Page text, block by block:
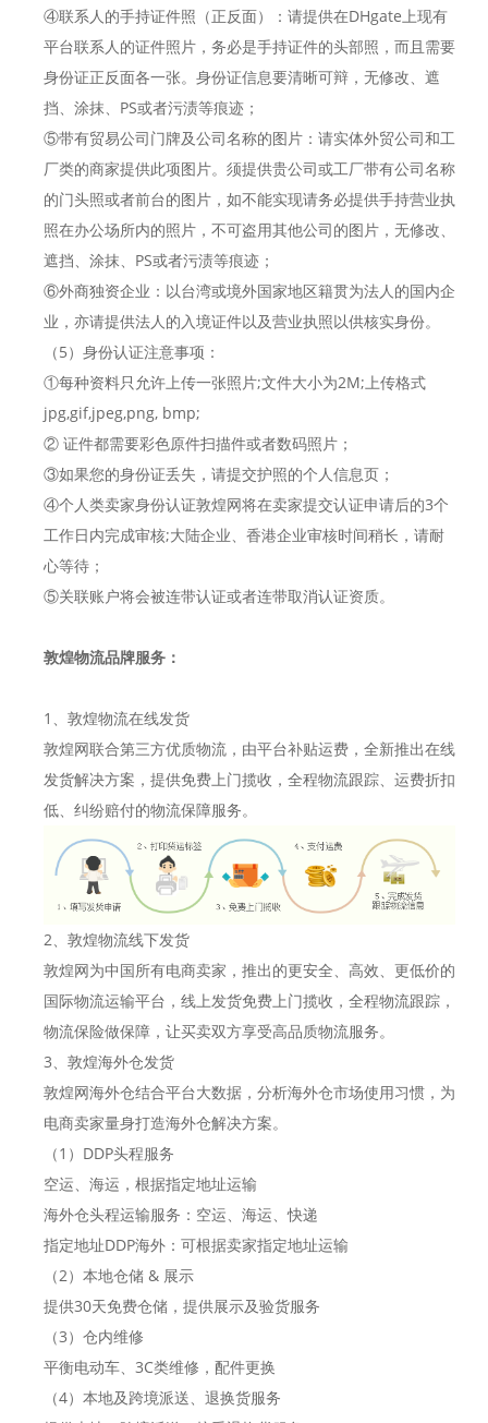
④联系人的手持证件照（正反面）：请提供在DHgate上现有
平台联系人的证件照片，务必是手持证件的头部照，而且需要
身份证正反面各一张。身份证信息要清晰可辩，无修改、遮
挡、涂抹、PS或者污渍等痕迹；
⑤带有贸易公司门牌及公司名称的图片：请实体外贸公司和工
厂类的商家提供此项图片。须提供贵公司或工厂带有公司名称
的门头照或者前台的图片，如不能实现请务必提供手持营业执
照在办公场所内的照片，不可盗用其他公司的图片，无修改、
遮挡、涂抹、PS或者污渍等痕迹；
⑥外商独资企业：以台湾或境外国家地区籍贯为法人的国内企
业，亦请提供法人的入境证件以及营业执照以供核实身份。
（5）身份认证注意事项：
①每种资料只允许上传一张照片;文件大小为2M;上传格式
jpg,gif,jpeg,png, bmp;
② 证件都需要彩色原件扫描件或者数码照片；
③如果您的身份证丢失，请提交护照的个人信息页；
④个人类卖家身份认证敦煌网将在卖家提交认证申请后的3个
工作日内完成审核;大陆企业、香港企业审核时间稍长，请耐
心等待；
⑤关联账户将会被连带认证或者连带取消认证资质。
敦煌物流品牌服务：
1、敦煌物流在线发货
敦煌网联合第三方优质物流，由平台补贴运费，全新推出在线
发货解决方案，提供免费上门揽收，全程物流跟踪、运费折扣
低、纠纷赔付的物流保障服务。
2、敦煌物流线下发货
敦煌网为中国所有电商卖家，推出的更安全、高效、更低价的
国际物流运输平台，线上发货免费上门揽收，全程物流跟踪，
物流保险做保障，让买卖双方享受高品质物流服务。
3、敦煌海外仓发货
敦煌网海外仓结合平台大数据，分析海外仓市场使用习惯，为
电商卖家量身打造海外仓解决方案。
（1）DDP头程服务
空运、海运，根据指定地址运输
海外仓头程运输服务：空运、海运、快递
指定地址DDP海外：可根据卖家指定地址运输
（2）本地仓储 & 展示
提供30天免费仓储，提供展示及验货服务
（3）仓内维修
平衡电动车、3C类维修，配件更换
（4）本地及跨境派送、退换货服务